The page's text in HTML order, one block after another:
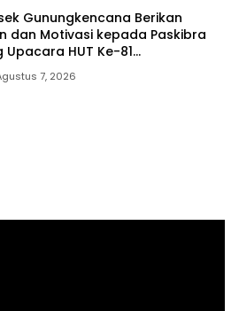
Gunungkencana Berikan
dan Motivasi kepada Paskibra
Upacara HUT Ke-81
RI
7, 2026